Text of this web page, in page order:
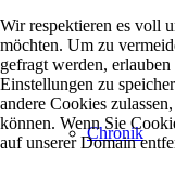
Chronik
Wir respektieren es voll
möchten. Um zu
gefragt werden,
Einstellungen zu
andere Cookies
können. Wenn Sie
auf unserer Domain